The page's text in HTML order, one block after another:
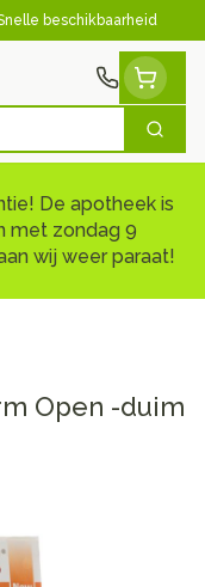
beschikbaarheid
Zoek
De apotheek is
met zondag 9
wij weer paraat!
Open -duim